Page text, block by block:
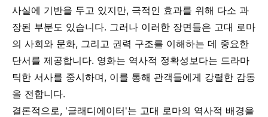
사실에 기반을 두고 있지만, 극적인 효과를 위해 다소 과
장된 부분도 있습니다. 그러나 이러한 장면들은 고대 로마
의 사회와 문화, 그리고 권력 구조를 이해하는 데 중요한
단서를 제공합니다. 영화는 역사적 정확성보다는 드라마
틱한 서사를 중시하며, 이를 통해 관객들에게 강렬한 감동
을 전합니다.
결론적으로, '글래디에이터'는 고대 로마의 역사적 배경을